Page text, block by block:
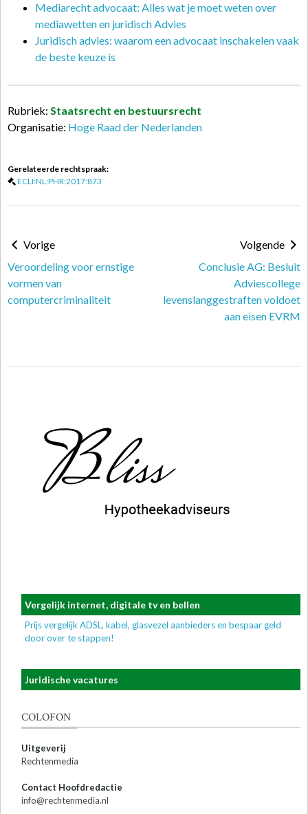
Mediarecht advocaat: Alles wat je moet weten over
mediawetten en juridisch Advies
Juridisch advies: waarom een advocaat inschakelen vaak
de beste keuze is
Rubriek: Staatsrecht en bestuursrecht
Organisatie: Hoge Raad der Nederlanden
Gerelateerde rechtspraak:
ECLI:NL:PHR:2017:873
Vorige
Veroordeling voor ernstige
vormen van
computercriminaliteit
Volgende
Conclusie AG: Besluit
Adviescollege
levenslanggestraften voldoet
aan eisen EVRM
Vergelijk internet, digitale tv en bellen
Prijs vergelijk ADSL, kabel, glasvezel aanbieders en bespaar geld
door over te stappen!
Juridische vacatures
COLOFON
Uitgeverij
Rechtenmedia
Contact Hoofdredactie
info@rechtenmedia.nl